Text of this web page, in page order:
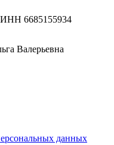
6685155934
Валерьевна
данных